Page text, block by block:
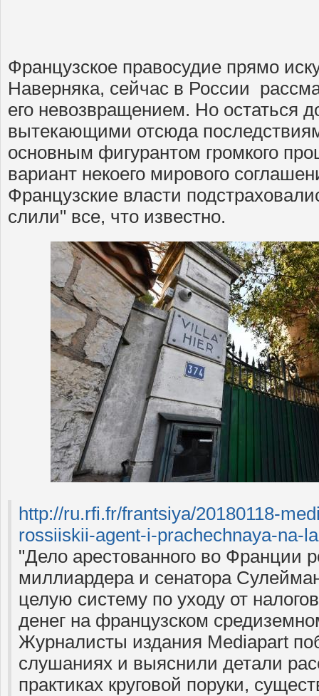
Французское правосудие прямо
Наверняка, сейчас в России
его невозвращением. Но остаться
вытекающими отсюда
основным фигурантом громкого
вариант некоего мирового
Французские власти
слили" все, что известно.
http://ru.rfi.fr/frantsiya/20180118-
rossiiskii-agent-i-prachechnaya-na-
"Дело арестованного во Франции
миллиардера и сенатора
целую систему по уходу от
денег на французском
Журналисты издания Mediapart
слушаниях и выяснили детали
практиках круговой поруки,